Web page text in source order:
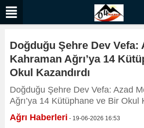
Doğduğu Şehre Dev Vefa:
Kahraman Ağrı’ya 14
Okul Kazandırdı
Doğduğu Şehre Dev Vefa: Azad
Ağrı’ya 14 Kütüphane ve Bir Okul
Ağrı Haberleri - 19-06-2026 16:53